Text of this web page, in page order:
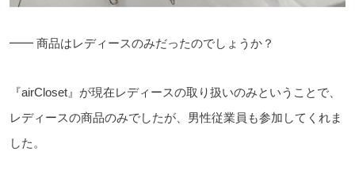
━━ 商品はレディースのみだったのでしょうか？
『airCloset』が現在レディースの取り扱いのみということで、
レディースの商品のみでしたが、男性従業員も参加してくれま
した。